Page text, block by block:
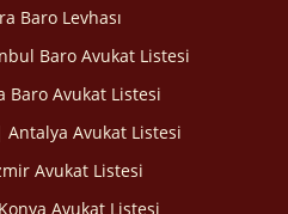
Baro Levhası
Baro Avukat Listesi
Baro Avukat Listesi
Antalya Avukat Listesi
Avukat Listesi
Avukat Listesi